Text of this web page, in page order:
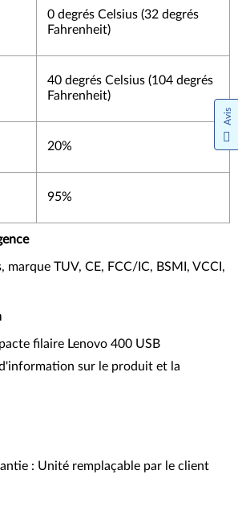
0 degrés Celsius (32 degrés
Fahrenheit)
40 degrés Celsius (104 degrés
Fahrenheit)
20%
95%
marque TUV, CE, FCC/IC, BSMI, VCCI,
filaire Lenovo 400 USB
sur le produit et la
: Unité remplaçable par le client
Avis